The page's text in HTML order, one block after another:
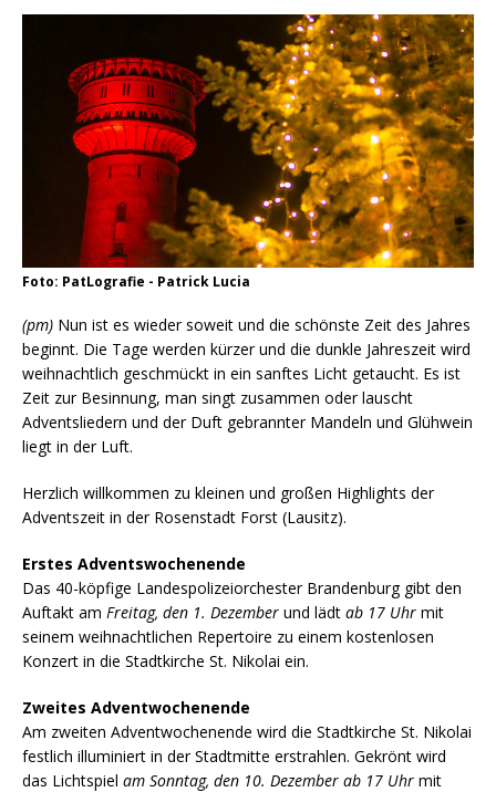
Foto: PatLografie - Patrick Lucia
(pm) Nun ist es wieder soweit und die schönste Zeit des Jahres
beginnt. Die Tage werden kürzer und die dunkle Jahreszeit wird
weihnachtlich geschmückt in ein sanftes Licht getaucht. Es ist
Zeit zur Besinnung, man singt zusammen oder lauscht
Adventsliedern und der Duft gebrannter Mandeln und Glühwein
liegt in der Luft.
Herzlich willkommen zu kleinen und großen Highlights der
Adventszeit in der Rosenstadt Forst (Lausitz).
Erstes Adventswochenende
Das 40-köpfige Landespolizeiorchester Brandenburg gibt den
Auftakt am Freitag, den 1. Dezember und lädt ab 17 Uhr mit
seinem weihnachtlichen Repertoire zu einem kostenlosen
Konzert in die Stadtkirche St. Nikolai ein.
Zweites Adventwochenende
Am zweiten Adventwochenende wird die Stadtkirche St. Nikolai
festlich illuminiert in der Stadtmitte erstrahlen. Gekrönt wird
das Lichtspiel am Sonntag, den 10. Dezember ab 17 Uhr mit